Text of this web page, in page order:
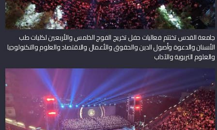
جامعة القدس تختتم فعاليات حفل تخريج الفوج الخامس والأربعين لكليات طب
الأسنان والدعوة وأصول الدين والحقوق والأعمال والاقتصاد والعلوم والتكنولوجيا
والعلوم التربوية والآداب